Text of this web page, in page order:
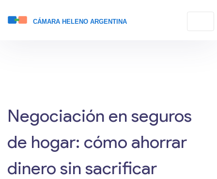
Negociación en seguros
de hogar: cómo ahorrar
dinero sin sacrificar